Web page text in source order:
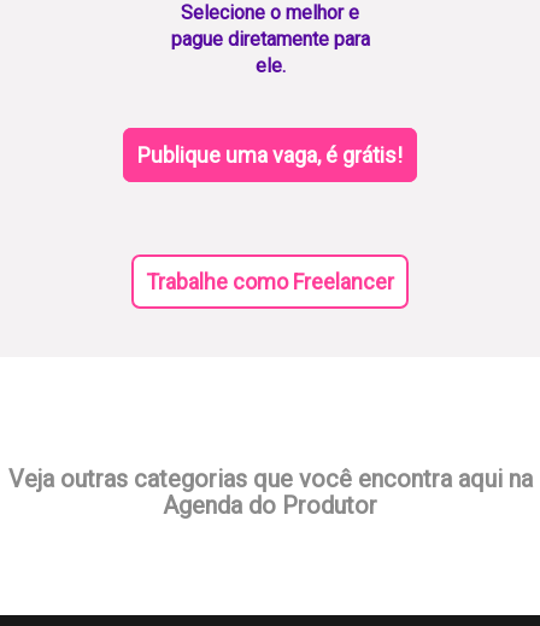
Selecione o melhor e
pague diretamente para
ele.
Publique uma vaga, é grátis!
Trabalhe como Freelancer
Veja outras categorias que você encontra aqui na
Agenda do Produtor